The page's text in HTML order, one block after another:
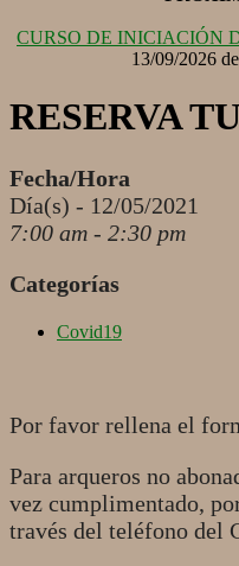
CURSO DE INICIACIÓN
13/09/2026
RESERVA
Fecha/Hora
Día(s) - 12/05/2021
7:00 am - 2:30 pm
Categorías
Covid19
Por favor rellena el
Para arqueros no
vez cumplimentado,
través del teléfono del